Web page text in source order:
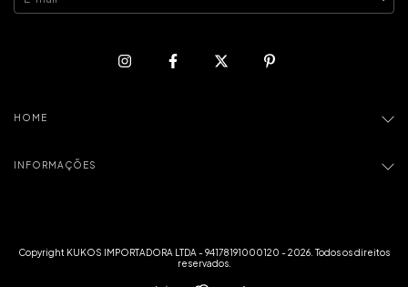
HOME
INFORMAÇÕES
Copyright KUKOS IMPORTADORA LTDA - 94178191000120 - 2026. Todos os direitos
reservados.